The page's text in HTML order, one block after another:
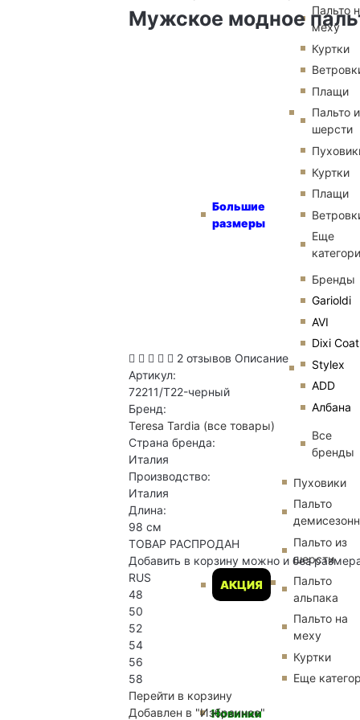
Большие
размеры
Пальто
меху
Куртки
Плащи
Пальто
шерсти
Куртки
Плащи
Еще
Бренды
Garioldi
AVI
Dixi Coat
Stylex
ADD
Албана
Все
бренды
АКЦИЯ
Пуховики
Пальто
Пальто из
шерсти
Пальто
альпака
Пальто на
меху
Куртки
Еще
Новинки
Мужское модное
2 отзывов Описание
Артикул:
72211/T22-черный
Бренд:
Teresa Tardia (все товары)
Страна бренда:
Италия
Производство:
Италия
Длина:
98 см
ТОВАР РАСПРОДАН
Добавить в корзину можно и без
RUS
48
50
52
54
56
58
Перейти в корзину
Добавлен в "Избранное"